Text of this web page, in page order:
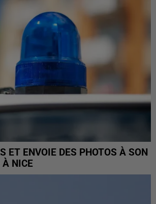
ET ENVOIE DES PHOTOS À SON
À NICE